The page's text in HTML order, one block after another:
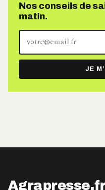
Nos conseils de
matin.
Votre
adresse
e-
mail
JE